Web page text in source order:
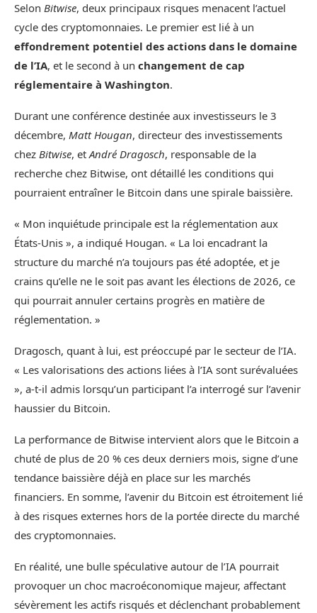
Selon Bitwise, deux principaux risques menacent l’actuel
cycle des cryptomonnaies. Le premier est lié à un
effondrement potentiel des actions dans le domaine
de l’IA, et le second à un changement de cap
réglementaire à Washington.
Durant une conférence destinée aux investisseurs le 3
décembre, Matt Hougan, directeur des investissements
chez Bitwise, etAndré Dragosch, responsable de la
recherche chez Bitwise, ont détaillé les conditions qui
pourraient entraîner le Bitcoin dans une spirale baissière.
« Mon inquiétude principale est la réglementation aux
États-Unis », a indiqué Hougan. « La loi encadrant la
structure du marché n’a toujours pas été adoptée, et je
crains qu’elle ne le soit pas avant les élections de 2026, ce
qui pourrait annuler certains progrès en matière de
réglementation. »
Dragosch, quant à lui, est préoccupé par le secteur de l’IA.
« Les valorisations des actions liées à l’IA sont surévaluées
», a-t-il admis lorsqu’un participant l’a interrogé sur l’avenir
haussier du Bitcoin.
La performance de Bitwise intervient alors que le Bitcoin a
chuté de plus de 20 % ces deux derniers mois, signe d’une
tendance baissière déjà en place sur les marchés
financiers. En somme, l’avenir du Bitcoin est étroitement lié
à des risques externes hors de la portée directe du marché
des cryptomonnaies.
En réalité, une bulle spéculative autour de l’IA pourrait
provoquer un choc macroéconomique majeur, affectant
sévèrement les actifs risqués et déclenchant probablement